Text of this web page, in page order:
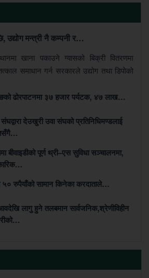
उद्योग मन्त्री नै कम्पनी र…
खाना पकाउने ग्यासको बिक्री वितरणमा
समाधान गर्न सरकारले उद्योग तथा डिपोको
ढोरपाटनमा ३७ हजार पर्यटक, ४७ लाख…
संघद्वारा देउखुरी उवा संघको प्रतिनिधिमण्डलाई
बीवाइडीको पूर्ण थ्री–एस सुविधा सञ्चालनमा,
रुपैयाँको सामान किनेका करदाताले…
लागु हुने तलबमान सार्वजनिक,श्रेणीविहीन